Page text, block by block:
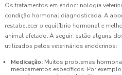
Os tratamentos em endocrinologia
condição hormonal diagnosticada. A
restabelecer o equilíbrio hormonal e
animal afetado. A seguir, estão alguns
utilizados pelos veterinários endócrinos:
Medicação: Muitos problemas
medicamentos específicos. Por